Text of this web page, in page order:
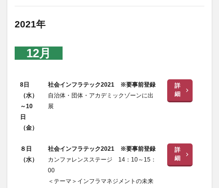
2021年
12月
8日
（水）
～10
日
（金）
社会インフラテック2021 ※要事前登録
自治体・団体・アカデミックゾーンに出
展
詳
細
８日
（水）
社会インフラテック2021 ※要事前登録
カンファレンスステージ 14：10～15：
00
＜テーマ＞インフラマネジメントの未来
詳
細